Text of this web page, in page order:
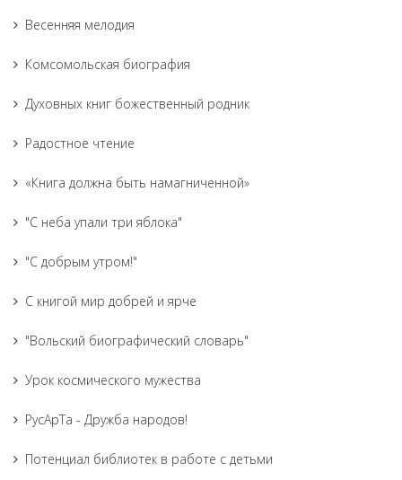
Весенняя мелодия
Комсомольская биография
Духовных книг божественный родник
Радостное чтение
«Книга должна быть намагниченной»
"С неба упали три яблока"
"С добрым утром!"
С книгой мир добрей и ярче
"Вольский биографический словарь"
Урок космического мужества
РусАрТа - Дружба народов!
Потенциал библиотек в работе с детьми